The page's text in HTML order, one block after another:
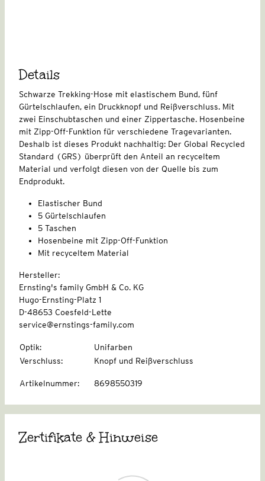
Details
Schwarze Trekking-Hose mit elastischem Bund, fünf
Gürtelschlaufen, ein Druckknopf und Reißverschluss. Mit
zwei Einschubtaschen und einer Zippertasche. Hosenbeine
mit Zipp-Off-Funktion für verschiedene Tragevarianten.
Deshalb ist dieses Produkt nachhaltig: Der Global Recycled
Standard (GRS) überprüft den Anteil an recyceltem
Material und verfolgt diesen von der Quelle bis zum
Endprodukt.
Elastischer Bund
5 Gürtelschlaufen
5 Taschen
Hosenbeine mit Zipp-Off-Funktion
Mit recyceltem Material
Hersteller:
Ernsting's family GmbH & Co. KG
Hugo-Ernsting-Platz 1
D-48653 Coesfeld-Lette
service@ernstings-family.com
Optik:
Unifarben
Verschluss: Knopf und Reißverschluss
Artikelnummer: 8698550319
Zertifikate & Hinweise